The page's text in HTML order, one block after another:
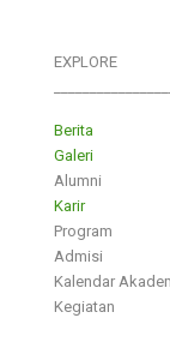
EXPLORE
Berita
Galeri
Alumni
Karir
Program
Admisi
Kalendar
Kegiatan